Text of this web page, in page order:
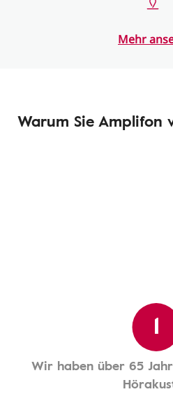
Mehr
Warum Sie Amplifon
1
Wir haben über 65